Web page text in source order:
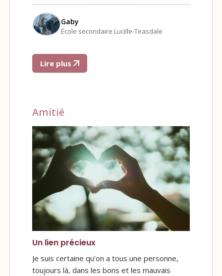
Gaby
École secondaire Lucille-Teasdale
Lire plus
Amitié
Un lien précieux
Je suis certaine qu’on a tous une personne,
toujours là, dans les bons et les mauvais